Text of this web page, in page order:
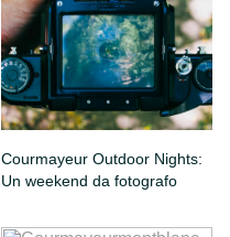
Courmayeur Outdoor Nights:
Un weekend da fotografo